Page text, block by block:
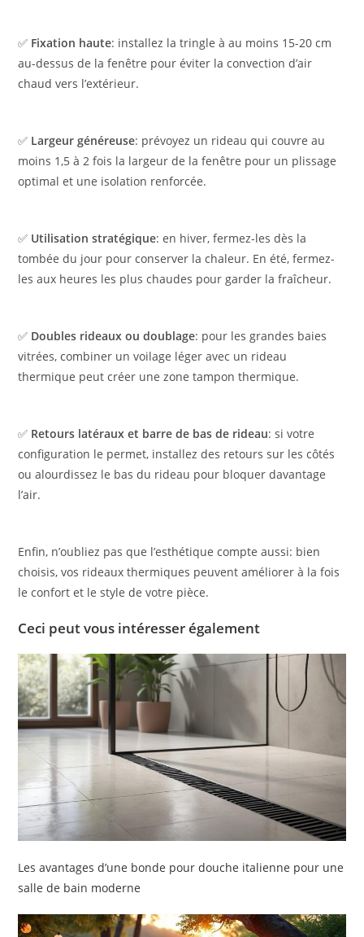
✅ Fixation haute: installez la tringle à au moins 15-20 cm
au-dessus de la fenêtre pour éviter la convection d’air
chaud vers l’extérieur.
✅ Largeur généreuse: prévoyez un rideau qui couvre au
moins 1,5 à 2 fois la largeur de la fenêtre pour un plissage
optimal et une isolation renforcée.
✅ Utilisation stratégique: en hiver, fermez-les dès la
tombée du jour pour conserver la chaleur. En été, fermez-
les aux heures les plus chaudes pour garder la fraîcheur.
✅ Doubles rideaux ou doublage: pour les grandes baies
vitrées, combiner un voilage léger avec un rideau
thermique peut créer une zone tampon thermique.
✅ Retours latéraux et barre de bas de rideau: si votre
configuration le permet, installez des retours sur les côtés
ou alourdissez le bas du rideau pour bloquer davantage
l’air.
Enfin, n’oubliez pas que l’esthétique compte aussi: bien
choisis, vos rideaux thermiques peuvent améliorer à la fois
le confort et le style de votre pièce.
Ceci peut vous intéresser également
Les avantages d’une bonde pour douche italienne pour une
salle de bain moderne